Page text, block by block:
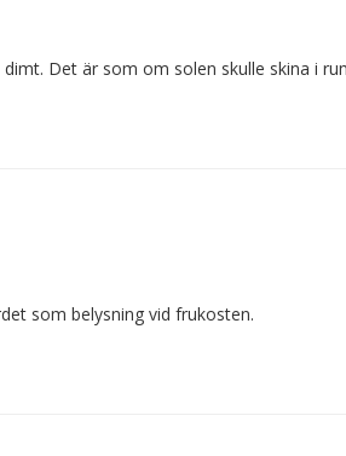
Det är som om solen skulle skina i
som belysning vid frukosten.